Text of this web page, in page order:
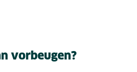
vorbeugen?